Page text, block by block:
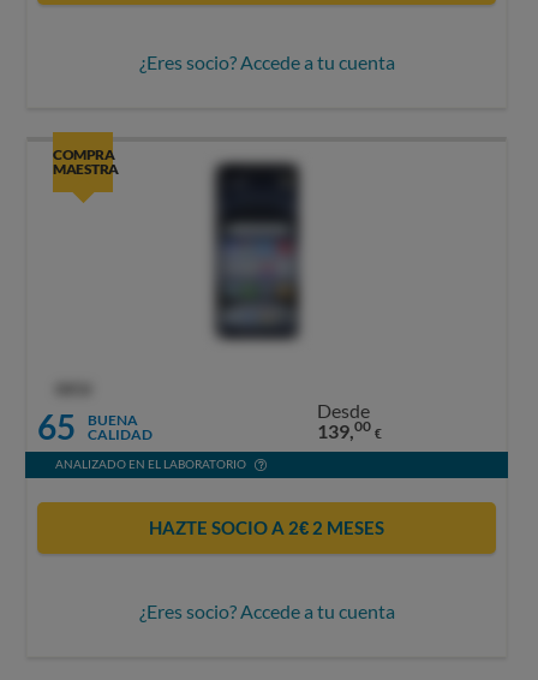
¿Eres socio? Accede a tu cuenta
COMPRA
MAESTRA
65
BUENA
CALIDAD
Desde
139,00 €
ANALIZADO EN EL LABORATORIO
HAZTE SOCIO A 2€ 2 MESES
¿Eres socio? Accede a tu cuenta